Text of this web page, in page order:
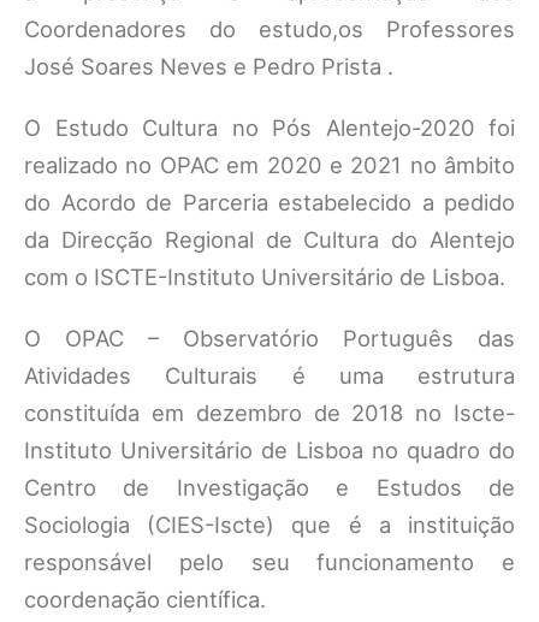
Coordenadores do estudo,os Professores
José Soares Neves e Pedro Prista .
O Estudo Cultura no Pós Alentejo-2020 foi
realizado no OPAC em 2020 e 2021 no âmbito
do Acordo de Parceria estabelecido a pedido
da Direcção Regional de Cultura do Alentejo
com o ISCTE-Instituto Universitário de Lisboa.
O OPAC – Observatório Português das
Atividades Culturais é uma estrutura
constituída em dezembro de 2018 no Iscte-
Instituto Universitário de Lisboa no quadro do
Centro de Investigação e Estudos de
Sociologia (CIES-Iscte) que é a instituição
responsável pelo seu funcionamento e
coordenação científica.